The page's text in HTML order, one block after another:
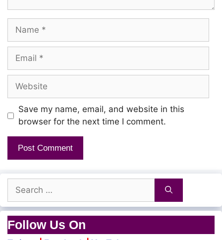
Eththanaiyo nanmai seitheer
Eppadi naan maranthiduvaen
Ummudaiya sannithi vittu engae
Naan Oodiduven
Kaanamal poana ennai
Karthar um karathil edutheer
Neerae vendumae
Neerae vendumae
Neer mattum pothumae
Sinthai ellam neerthanae
Name
Email
Website
Save my name, email, and website in this
browser for the next time I comment.
Search
for:
Follow Us On